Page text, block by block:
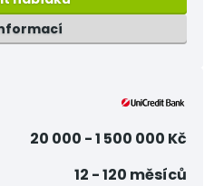
20 000 - 1 500 000 Kč
12 - 120 měsíců